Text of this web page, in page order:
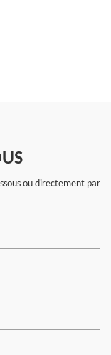
ou directement par